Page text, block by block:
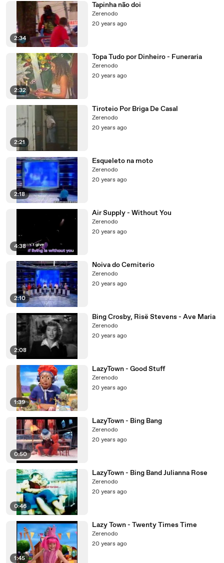
2:34
Tapinha não doi
Zerenodo
20 years ago
2:32
Topa Tudo por Dinheiro - Funeraria
Zerenodo
20 years ago
2:21
Tiroteio Por Briga De Casal
Zerenodo
20 years ago
2:18
Esqueleto na moto
Zerenodo
20 years ago
4:38
Air Supply - Without You
Zerenodo
20 years ago
2:10
Noiva do Cemiterio
Zerenodo
20 years ago
2:08
Bing Crosby, Risë Stevens - Ave Maria
Zerenodo
20 years ago
1:39
LazyTown - Good Stuff
Zerenodo
20 years ago
0:50
LazyTown - Bing Bang
Zerenodo
20 years ago
0:46
LazyTown - Bing Band Julianna Rose
Zerenodo
20 years ago
1:45
Lazy Town - Twenty Times Time
Zerenodo
20 years ago